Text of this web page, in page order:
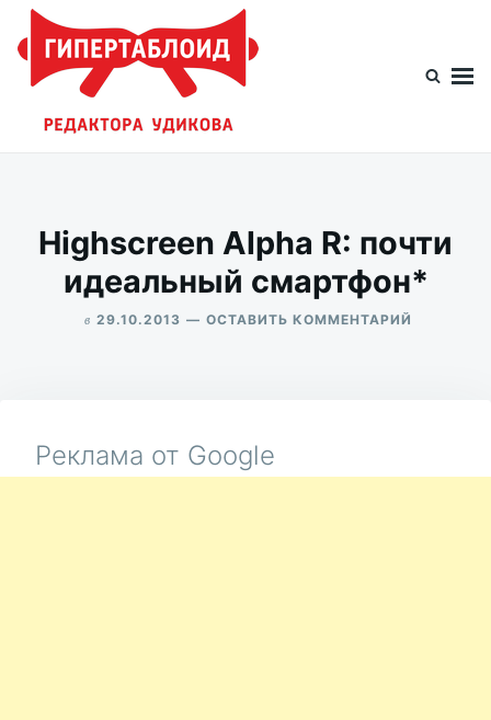
Перейти
содержимому
Искать:
Highscreen Alpha R: почти
идеальный смартфон*
в 29.10.2013 ОСТАВИТЬ КОММЕНТАРИЙ
Реклама от Google